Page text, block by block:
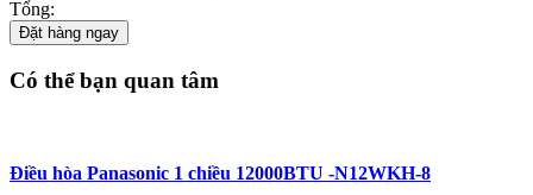
Tổng:
Đặt hàng ngay
Có thể bạn quan tâm
Điều hòa Panasonic 1 chiều 12000BTU -N12WKH-8